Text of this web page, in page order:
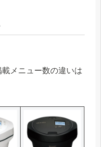
メニュー数の違いは